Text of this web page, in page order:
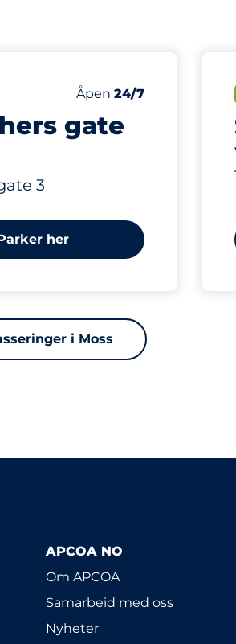
gate
3
Antall parkeringsplasser:
51
Fredag&nbsp
Åpen24/7
her
i Moss
APCOA NO
Om APCOA
Samarbeid med oss
Nyheter